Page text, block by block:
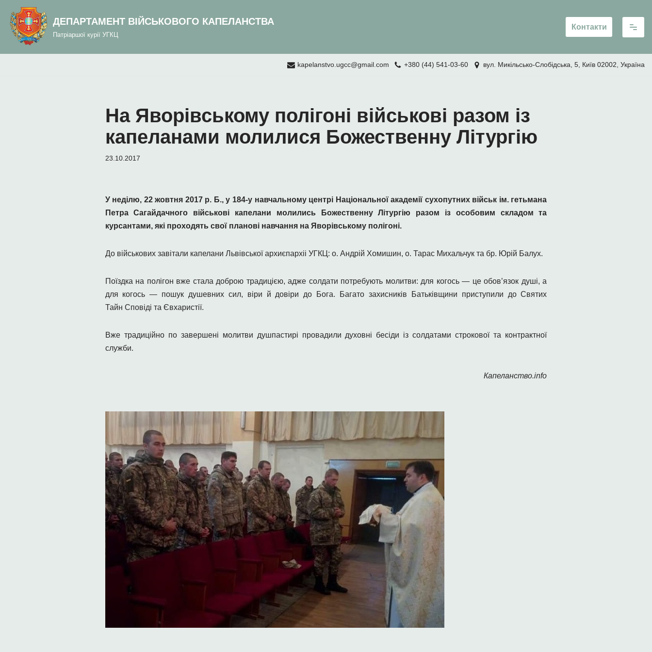
вмісту
Перейти
вмісту
ДЕПАРТАМЕНТ ВІЙСЬКОВОГО КАПЕЛАНСТВА
Патріаршої курії УГКЦ
Контакти
kapelanstvo.ugcc@gmail.com +380 (44) 541-03-60 вул. Микільсько-Слобідська, 5, Київ 02002, Україна
На Яворівському полігоні військові разом із
капеланами молилися Божественну Літургію
23.10.2017
У неділю, 22 жовтня 2017 р. Б., у 184-у навчальному центрі Національної академії сухопутних військ ім. гетьмана
Петра Сагайдачного військові капелани молились Божественну Літургію разом із особовим складом та
курсантами, які проходять свої планові навчання на Яворівському полігоні.
До військових завітали капелани Львівської архиєпархіі УГКЦ: о. Андрій Хомишин, о. Тарас Михальчук та бр. Юрій Балух.
Поїздка на полігон вже стала доброю традицією, адже солдати потребують молитви: для когось — це обов’язок душі, а
для когось — пошук душевних сил, віри й довіри до Бога. Багато захисників Батьківщини приступили до Святих
Тайн Сповіді та Євхаристії.
Вже традиційно по завершені молитви душпастирі провадили духовні бесіди із солдатами строкової та контрактної
служби.
Капеланство.info